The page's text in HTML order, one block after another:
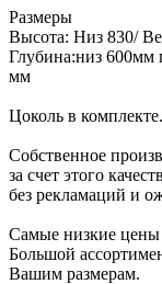
Размеры
Высота: Низ 830/
Глубина:низ 600мм
мм
Цоколь в комплекте.
Собственное
за счет этого
без рекламаций и
Самые низкие цены
Большой
Вашим размерам.